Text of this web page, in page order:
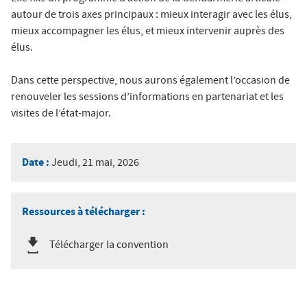
autour de trois axes principaux : mieux interagir avec les élus,
mieux accompagner les élus, et mieux intervenir auprès des
élus.
Dans cette perspective, nous aurons également l’occasion de
renouveler les sessions d’informations en partenariat et les
visites de l’état-major.
Date : Jeudi, 21 mai, 2026
Ressources à télécharger :
Télécharger la convention